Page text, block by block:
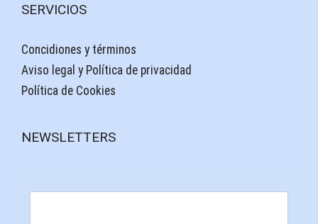
SERVICIOS
Concidiones y términos
Aviso legal y Política de privacidad
Política de Cookies
NEWSLETTERS